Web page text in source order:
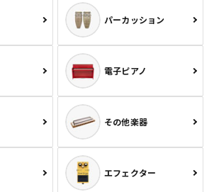
パーカッション
電子ピアノ
その他楽器
エフェクター